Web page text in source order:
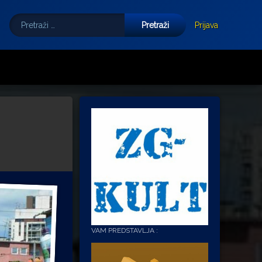
mail
Pretraži:
Prijava
VAM PREDSTAVLJA :